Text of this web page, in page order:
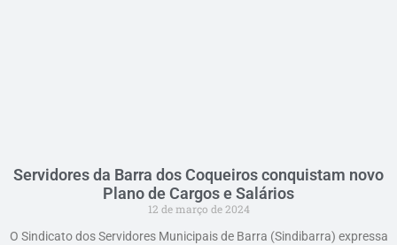
Servidores da Barra dos Coqueiros conquistam novo
Plano de Cargos e Salários
12 de março de 2024
O Sindicato dos Servidores Municipais de Barra (Sindibarra) expressa